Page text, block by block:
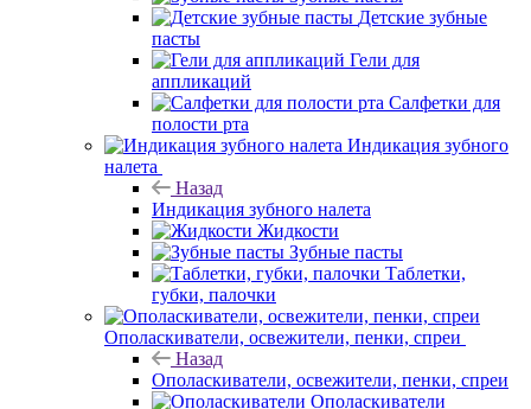
Детские зубные
пасты
Гели для
аппликаций
Салфетки для
полости рта
Индикация зубного
налета
Назад
Индикация зубного налета
Жидкости
Зубные пасты
Таблетки,
губки, палочки
Ополаскиватели, освежители, пенки, спреи
Назад
Ополаскиватели, освежители, пенки, спреи
Ополаскиватели